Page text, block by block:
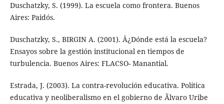
Duschatzky, S. (1999). La escuela como frontera. Buenos
Aires: Paidós.
Duschatzky, S., BIRGIN A. (2001). Â¿Dónde está la escuela?
Ensayos sobre la gestión institucional en tiempos de
turbulencia. Buenos Aires: FLACSO- Manantial.
Estrada, J. (2003). La contra-revolución educativa. Política
educativa y neoliberalismo en el gobierno de Ãlvaro Uribe